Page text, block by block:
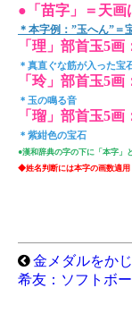
●「苗字」＝天画
＊本字例：”玉へん”＝
「理」部首玉5
＊真直ぐな筋が入った宝
「玲」部首玉5画
＊玉の鳴る音
「瑠」部首玉5
＊紫紺色の宝石
●漢和辞典の字の下に「本字」
◆姓名判断には本字の画数適用
金メダルをか
希友：ソフトボー